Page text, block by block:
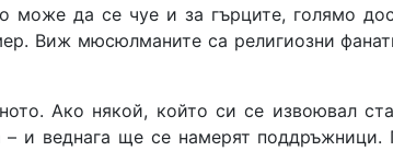
да се чуе и за гърците, голямо
Виж мюсюлманите са религиозни
Ако някой, който си се извоювал
– и веднага ще се намерят